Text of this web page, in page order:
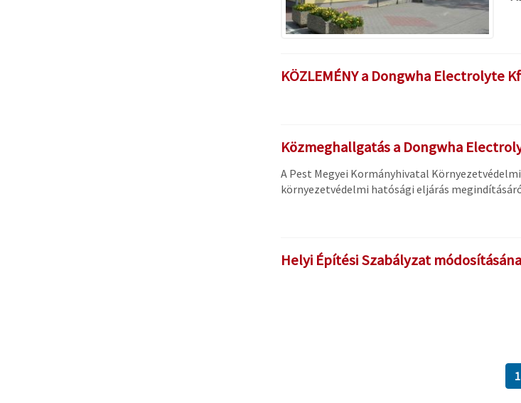
KÖZLEMÉNY a Dongwha Electrolyte
Közmeghallgatás a Dongwha
A Pest Megyei Kormányhivatal
környezetvédelmi hatósági eljárás
Helyi Építési Szabályzat
1